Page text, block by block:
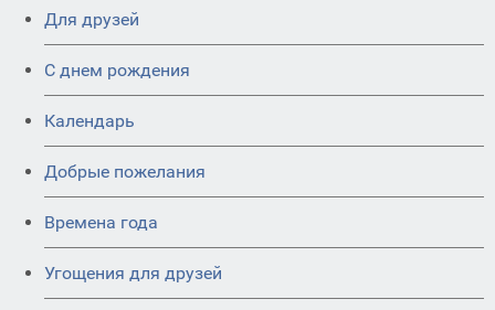
Для друзей
C днем рождения
Календарь
Добрые пожелания
Времена года
Угощения для друзей